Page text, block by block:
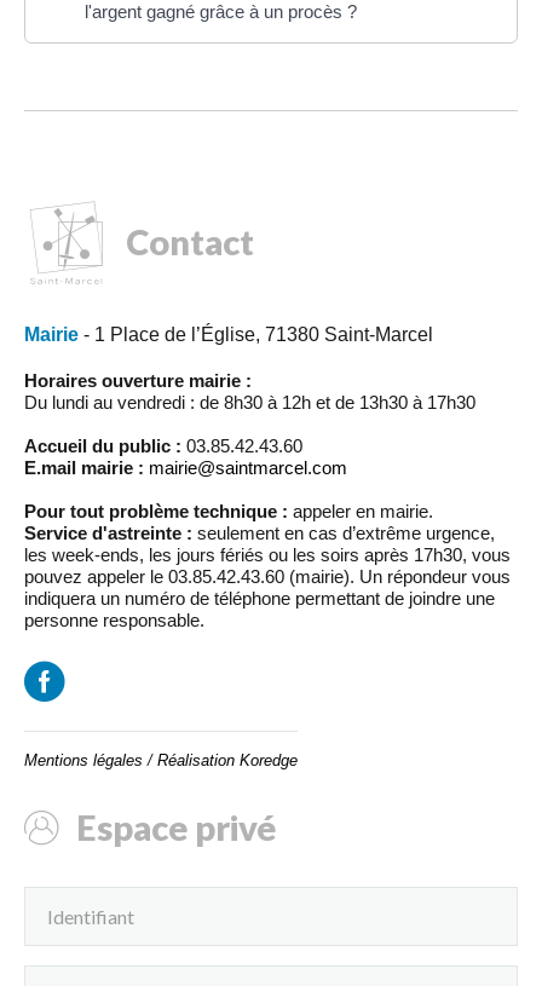
l'argent gagné grâce à un procès ?
Contact
Mairie - 1 Place de l’Église, 71380 Saint-Marcel
Horaires ouverture mairie :
Du lundi au vendredi : de 8h30 à 12h et de 13h30 à 17h30
Accueil du public : 03.85.42.43.60
E.mail mairie : mairie@saintmarcel.com
Pour tout problème technique : appeler en mairie.
Service d'astreinte : seulement en cas d’extrême urgence,
les week-ends, les jours fériés ou les soirs après 17h30, vous
pouvez appeler le 03.85.42.43.60 (mairie). Un répondeur vous
indiquera un numéro de téléphone permettant de joindre une
personne responsable.
Mentions légales / Réalisation Koredge
Espace privé